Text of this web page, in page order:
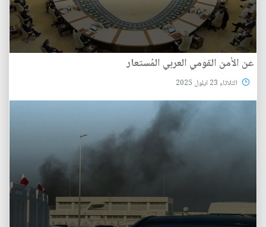
عن الأمن القومي العربي المُستعار
الثلاثاء 23 ايلول 2025